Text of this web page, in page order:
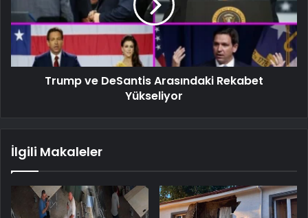
Trump ve DeSantis Arasındaki Rekabet
Yükseliyor
İlgili Makaleler